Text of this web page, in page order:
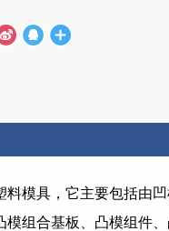
模具，它主要包括由
组合基板、凸模组件